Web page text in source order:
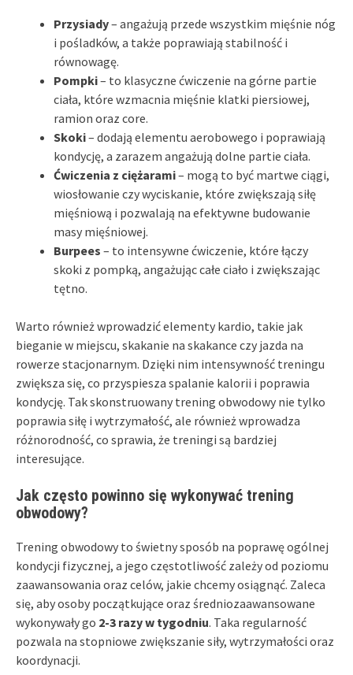
Przysiady– angażują przede wszystkim mięśnie nóg
i pośladków, a także poprawiają stabilność i
równowagę.
Pompki– to klasyczne ćwiczenie na górne partie
ciała, które wzmacnia mięśnie klatki piersiowej,
ramion oraz core.
Skoki– dodają elementu aerobowego i poprawiają
kondycję, a zarazem angażują dolne partie ciała.
Ćwiczenia z ciężarami– mogą to być martwe ciągi,
wiosłowanie czy wyciskanie, które zwiększają siłę
mięśniową i pozwalają na efektywne budowanie
masy mięśniowej.
Burpees – to intensywne ćwiczenie, które łączy
skoki z pompką, angażując całe ciało i zwiększając
tętno.
Warto również wprowadzić elementy kardio, takie jak
bieganie w miejscu, skakanie na skakance czy jazda na
rowerze stacjonarnym. Dzięki nim intensywność treningu
zwiększa się, co przyspiesza spalanie kalorii i poprawia
kondycję. Tak skonstruowany trening obwodowy nie tylko
poprawia siłę i wytrzymałość, ale również wprowadza
różnorodność, co sprawia, że treningi są bardziej
interesujące.
Jak często powinno się wykonywać trening
obwodowy?
Trening obwodowy to świetny sposób na poprawę ogólnej
kondycji fizycznej, a jego częstotliwość zależy od poziomu
zaawansowania oraz celów, jakie chcemy osiągnąć. Zaleca
się, aby osoby początkujące oraz średniozaawansowane
wykonywały go 2-3 razy w tygodniu. Taka regularność
pozwala na stopniowe zwiększanie siły, wytrzymałości oraz
koordynacji.